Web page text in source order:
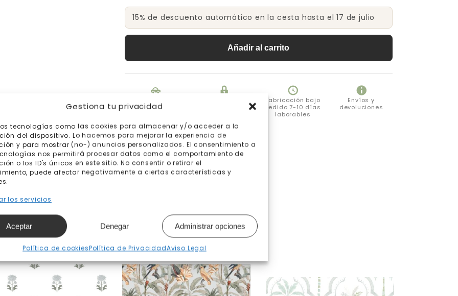
Gestiona tu privacidad
tecnologías como las cookies para almacenar y/o acceder a la
del dispositivo. Lo hacemos para mejorar la experiencia de
y para mostrar (no-) anuncios personalizados. El consentimiento a
nos permitirá procesar datos como el comportamiento de
o los ID's únicos en este sitio. No consentir o retirar el
puede afectar negativamente a ciertas características y
los servicios
Aceptar Denegar Administrar opciones
Política de cookiesPolítica de PrivacidadAviso Legal
15% de descuento automático en la cesta hasta el 17 de julio
Añadir al carrito
partir de 200€
Fabricación bajo
pedido 7-10 días
laborables
Envíos y
devoluciones
Productos relacionados